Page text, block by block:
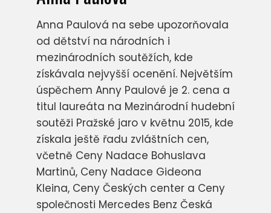
Anna Paulová na sebe upozorňovala
od dětství na národních i
mezinárodních soutěžích, kde
získávala nejvyšší ocenění. Největším
úspěchem Anny Paulové je 2. cena a
titul laureáta na Mezinárodní hudební
soutěži Pražské jaro v květnu 2015, kde
získala ještě řadu zvláštních cen,
včetně Ceny Nadace Bohuslava
Martinů, Ceny Nadace Gideona
Kleina, Ceny Českých center a Ceny
společnosti Mercedes Benz Česká